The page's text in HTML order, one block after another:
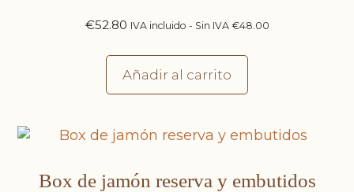
€52.80 IVA incluido - Sin IVA €48.00
Añadir al carrito
Box de jamón reserva y embutidos